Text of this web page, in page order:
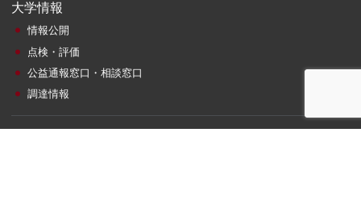
大学情報
情報公開
点検・評価
公益通報窓口・相談窓口
調達情報